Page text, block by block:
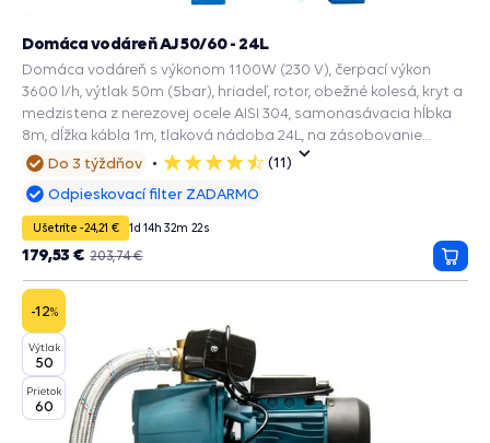
Do 3 týždňov
5
hviezdičiek
(11)
Domáca vodáreň AJ 50/60 - 24L
Domáca vodáreň s výkonom 1100W (230 V), čerpací výkon
3600 l/h, výtlak 50m (5bar), hriadeľ, rotor, obežné kolesá, kryt a
medzistena z nerezovej ocele AISI 304, samonasávacia hĺbka
8m, dĺžka kábla 1m, tlaková nádoba 24L, na zásobovanie
vodou.
Odpieskovací filter ZADARMO
Ušetríte -24,21 € 1d 14h 32m 20s
203,74 €
179,53 €
do
-12%
Výtlak
50
Prietok
60